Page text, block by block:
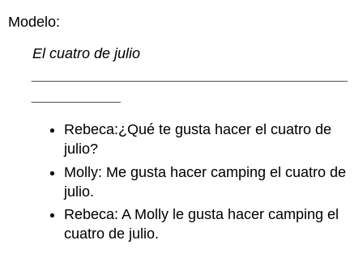
Modelo:
El cuatro de julio
Rebeca:¿Qué te gusta hacer el cuatro de
julio?
Molly: Me gusta hacer camping el cuatro de
julio.
Rebeca: A Molly le gusta hacer camping el
cuatro de julio.